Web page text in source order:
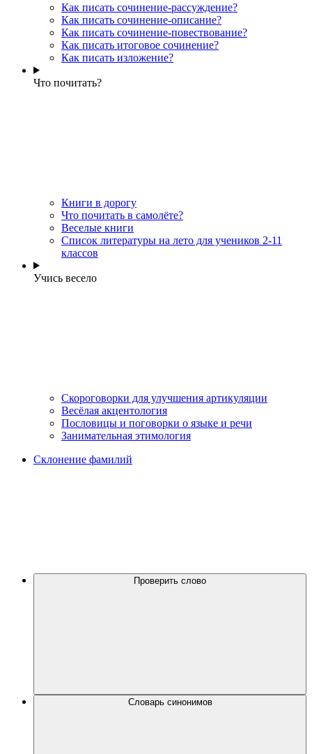
Как писать сочинение-рассуждение?
Как писать сочинение-описание?
Как писать сочинение-повествование?
Как писать итоговое сочинение?
Как писать изложение?
Что почитать?
Книги в дорогу
Что почитать в самолёте?
Веселые книги
Cписок литературы на лето для учеников 2-11
классов
Учись весело
Скороговорки для улучшения артикуляции
Весёлая акцентология
Пословицы и поговорки о языке и речи
Занимательная этимология
Склонение фамилий
Проверить слово
Словарь синонимов